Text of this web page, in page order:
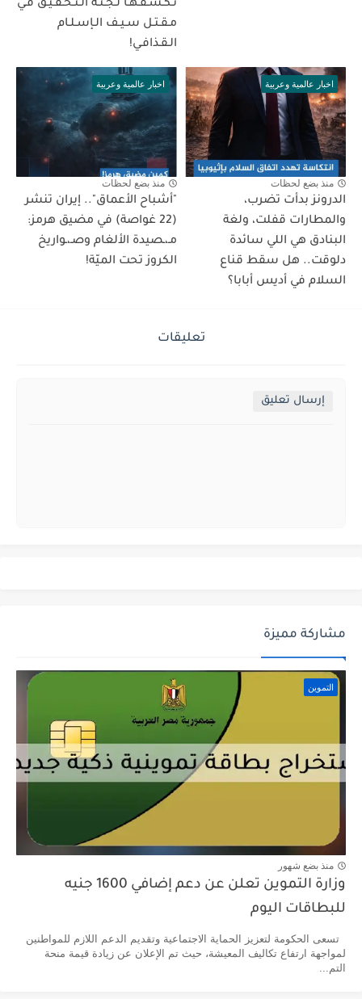
تـكـشـفـهـا لـجـنـة الـتـحـقـيـق فـي
مـقـتـل سـيـف الـإسـلـام
الـقـذافـي!
اخبار عالمية وعربية
منذ بضع لحظات
الدرونز بدأت تضرب،
والمطارات قفلت، ولغة
البنادق هي اللي سائدة
دلوقت.. هل سقط قناع
السلام في أديس أبابا؟
اخبار عالمية وعربية
منذ بضع لحظات
"أشباح الأعماق".. إيران تنشر
(22 غواصة) في مضيق هرمز:
مـ،ـصيدة الألغام وصـ،ـواريخ
الكروز تحت الميّة!
تعليقات
إرسال تعليق
مشاركة مميزة
التموين
منذ بضع شهور
وزارة التموين تعلن عن دعم إضافي 1600 جنيه
للبطاقات اليوم
تسعى الحكومة لتعزيز الحماية الاجتماعية وتقديم الدعم اللازم للمواطنين
لمواجهة ارتفاع تكاليف المعيشة، حيث تم الإعلان عن زيادة قيمة منحة
التم...